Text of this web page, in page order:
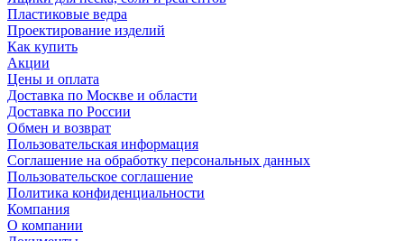
Пластиковые ведра
Проектирование изделий
Как купить
Акции
Цены и оплата
Доставка по Москве и области
Доставка по России
Обмен и возврат
Пользовательская информация
Соглашение на обработку персональных данных
Пользовательское соглашение
Политика конфиденциальности
Компания
О компании